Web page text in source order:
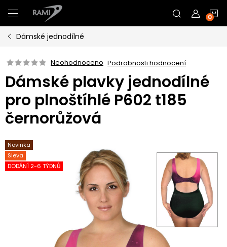
na
obsah
Dámské jednodílné
Neohodnoceno Podrobnosti hodnocení
Dámské plavky jednodílné
pro plnoštíhlé P602 t185
černorůžová
Novinka
Sleva
DODÁNÍ 2-6 TÝDNŮ